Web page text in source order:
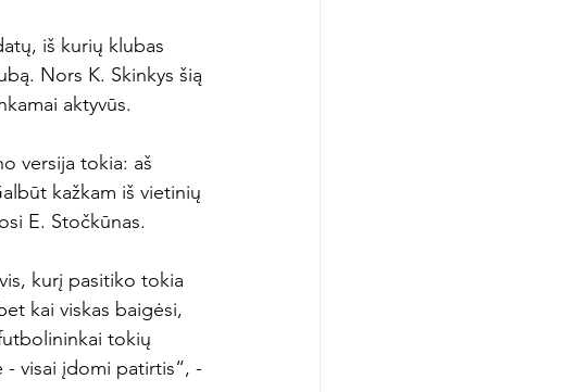
iš kurių klubas
Nors K. Skinkys šią
aktyvūs.
versija tokia: aš
kažkam iš vietinių
E. Stočkūnas.
kurį pasitiko tokia
kai viskas baigėsi,
tokių
- visai įdomi patirtis“, -